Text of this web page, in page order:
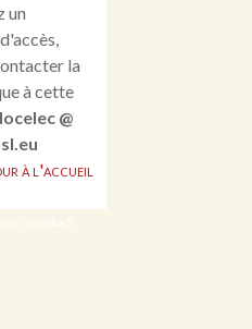
un
la
à cette
@
à l'accueil
Omeka S